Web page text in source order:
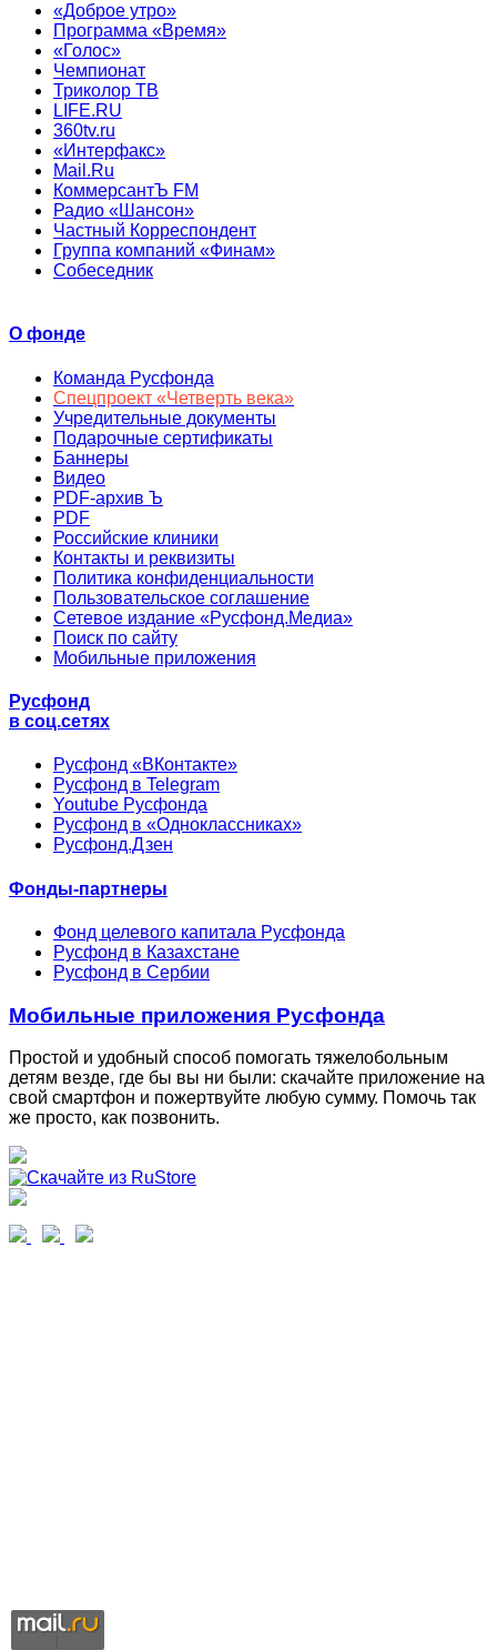
«Доброе утро»
Программа «Время»
«Голос»
Чемпионат
Триколор ТВ
LIFE.RU
360tv.ru
«Интерфакс»
Mail.Ru
КоммерсантЪ FM
Радио «Шансон»
Частный Корреспондент
Группа компаний «Финам»
Собеседник
О фонде
Команда Русфонда
Спецпроект «Четверть века»
Учредительные документы
Подарочные сертификаты
Баннеры
Видео
PDF-архив Ъ
PDF
Российские клиники
Контакты и реквизиты
Политика конфиденциальности
Пользовательское соглашение
Сетевое издание «Русфонд.Медиа»
Поиск по сайту
Мобильные приложения
Русфонд
в соц.сетях
Русфонд «ВКонтакте»
Русфонд в Telegram
Youtube Русфонда
Русфонд в «Одноклассниках»
Русфонд.Дзен
Фонды-партнеры
Фонд целевого капитала Русфонда
Русфонд в Казахстане
Русфонд в Сербии
Мобильные приложения Русфонда
Простой и удобный способ помогать тяжелобольным
детям везде, где бы вы ни были: скачайте приложение на
свой смартфон и пожертвуйте любую сумму. Помочь так
же просто, как позвонить.